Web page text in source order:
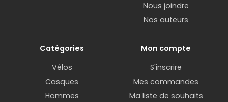
Nous joindre
Nos auteurs
Catégories
Vélos
Casques
Hommes
Mon compte
S'inscrire
Mes commandes
Ma liste de souhaits